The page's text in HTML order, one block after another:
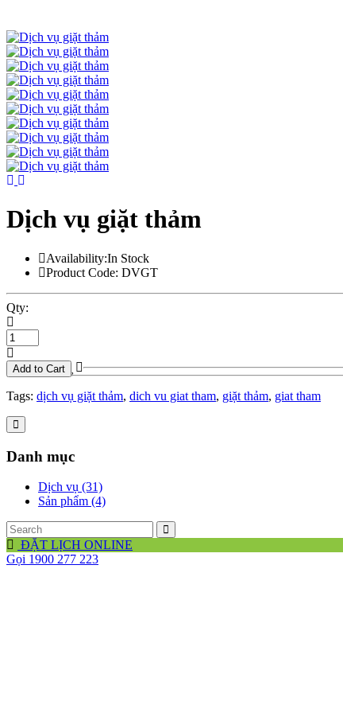
Dịch vụ giặt thảm
Availability:In Stock
Product Code: DVGT
Qty:
Add to Cart
Tags: dịch vụ giặt thảm, dich vu giat tham, giặt thảm, giat tham
Danh mục
Dịch vụ (31)
Sản phẩm (4)
ĐẶT LỊCH ONLINE
Gọi 1900 277 223